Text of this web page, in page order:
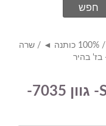
/ 100% כותנה ◄ / שרה
חוט כותנה- SARA Mini- גוון 7035-